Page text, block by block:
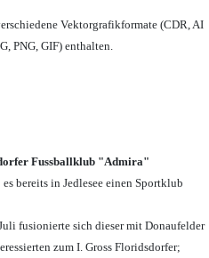
Vektorgrafikformate (CDR, AI
PNG, GIF) enthalten.
Fussballklub "Admira"
es bereits in Jedlesee einen Sportklub
fusionierte sich dieser mit Donaufelder
zum I. Gross Floridsdorfer;